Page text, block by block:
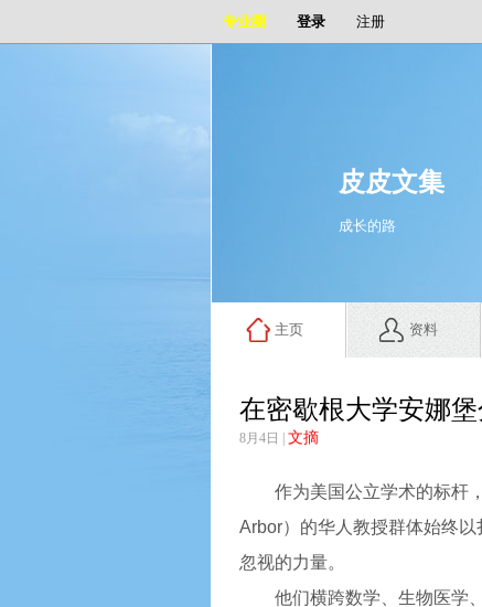
专业圈 登录 注册
皮皮文集
成长的路
主页 资料
在密歇根大学安娜
8月4日 | 文摘
作为美国公立学术的标杆
Arbor）的华人教授群体始终
忽视的力量。
他们横跨数学、生物医学